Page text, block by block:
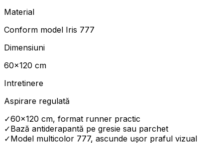
Material
Conform model Iris 777
Dimensiuni
60×120 cm
Intretinere
Aspirare regulată
✓60×120 cm, format runner practic
✓Bază antiderapantă pe gresie sau parchet
✓Model multicolor 777, ascunde ușor praful vizual